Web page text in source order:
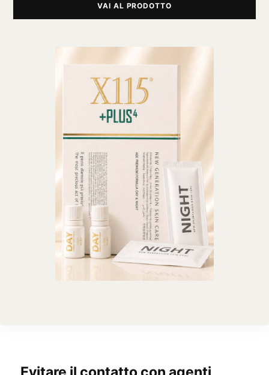
VAI AL PRODOTTO